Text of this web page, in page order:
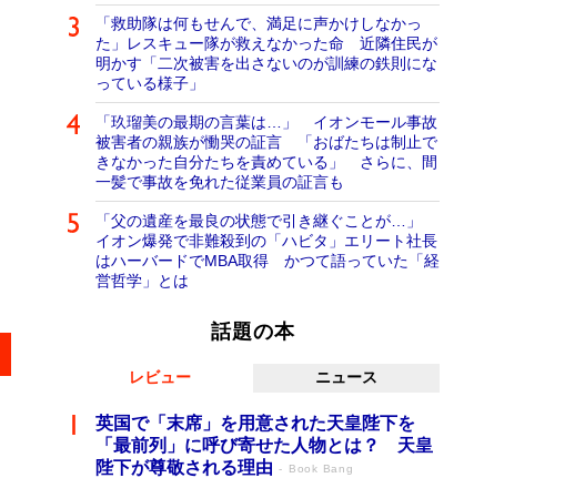
「救助隊は何もせんで、満足に声かけしなかっ
た」レスキュー隊が救えなかった命 近隣住民が
明かす「二次被害を出さないのが訓練の鉄則にな
っている様子」
「玖瑠美の最期の言葉は…」 イオンモール事故
被害者の親族が慟哭の証言 「おばたちは制止で
きなかった自分たちを責めている」 さらに、間
一髪で事故を免れた従業員の証言も
「父の遺産を最良の状態で引き継ぐことが…」
イオン爆発で非難殺到の「ハビタ」エリート社長
はハーバードでMBA取得 かつて語っていた「経
営哲学」とは
話題の本
レビュー ニュース
英国で「末席」を用意された天皇陛下を
「最前列」に呼び寄せた人物とは？ 天皇
陛下が尊敬される理由
Book Bang